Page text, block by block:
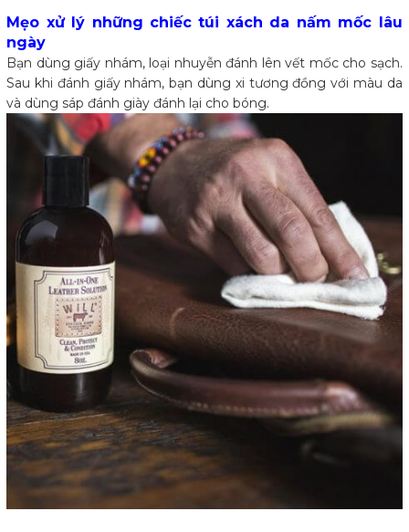
Mẹo xử lý những chiếc túi xách da nấm mốc lâu
ngày
Bạn dùng giấy nhám, loại nhuyễn đánh lên vết mốc cho sạch.
Sau khi đánh giấy nhám, bạn dùng xi tương đồng với màu da
và dùng sáp đánh giày đánh lại cho bóng.